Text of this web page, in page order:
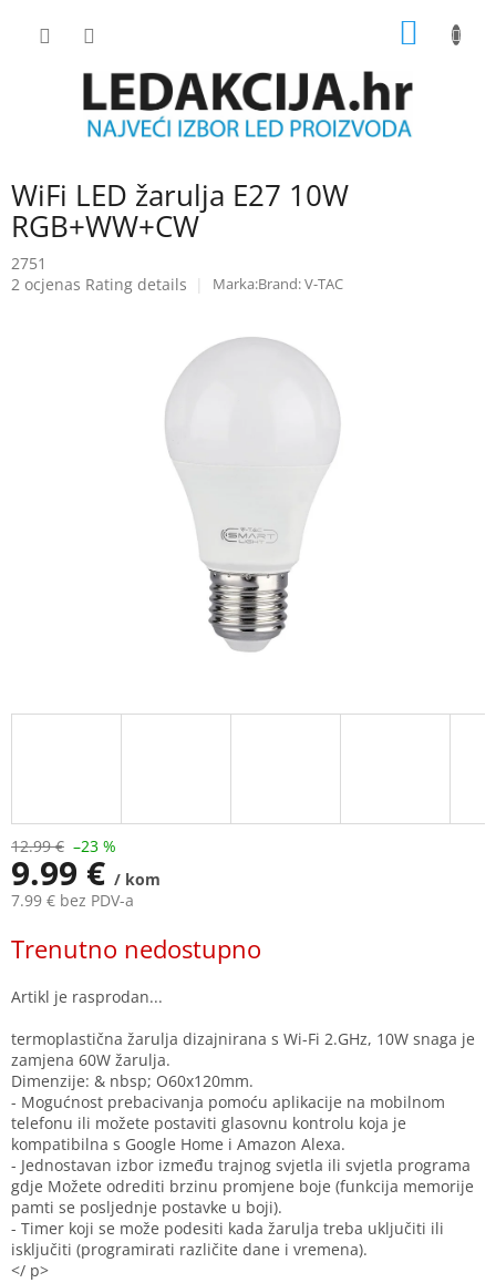
WiFi LED žarulja E27 10W
RGB+WW+CW
2751
The
2 ocjenas Rating details Brand:V-TAC
12.99 € –23 %
9.99 € / kom
7.99 € bez PDV-a
price:
Trenutno nedostupno
termoplastična žarulja dizajnirana s Wi-Fi 2.GHz, 10W snaga je
zamjena 60W žarulja.
Dimenzije: & nbsp; O60x120mm.
- Mogućnost prebacivanja pomoću aplikacije na mobilnom
telefonu ili možete postaviti glasovnu kontrolu koja je
kompatibilna s Google Home i Amazon Alexa.
- Jednostavan izbor između trajnog svjetla ili svjetla programa
gdje Možete odrediti brzinu promjene boje (funkcija memorije
pamti se posljednje postavke u boji).
- Timer koji se može podesiti kada žarulja treba uključiti ili
isključiti (programirati različite dane i vremena).
</ p>